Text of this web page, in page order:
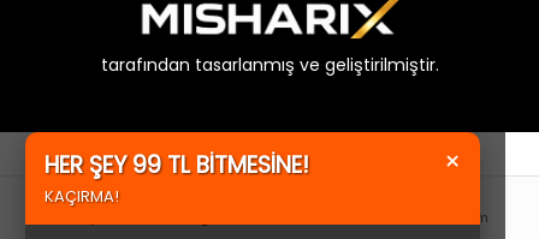
tarafından tasarlanmış ve geliştirilmiştir.
Hesabım
×
HER ŞEY 99 TL BİTMESİNE!
KAÇIRMA!